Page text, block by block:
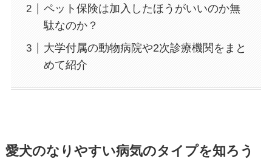
ペット保険は加入したほうがいいのか無
駄なのか？
大学付属の動物病院や2次診療機関をまと
めて紹介
愛犬のなりやすい病気のタイプを知ろう